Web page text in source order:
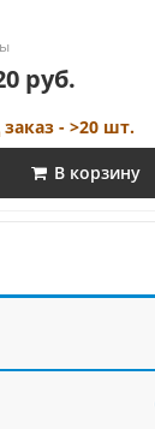
руб.
- >20 шт.
В корзину